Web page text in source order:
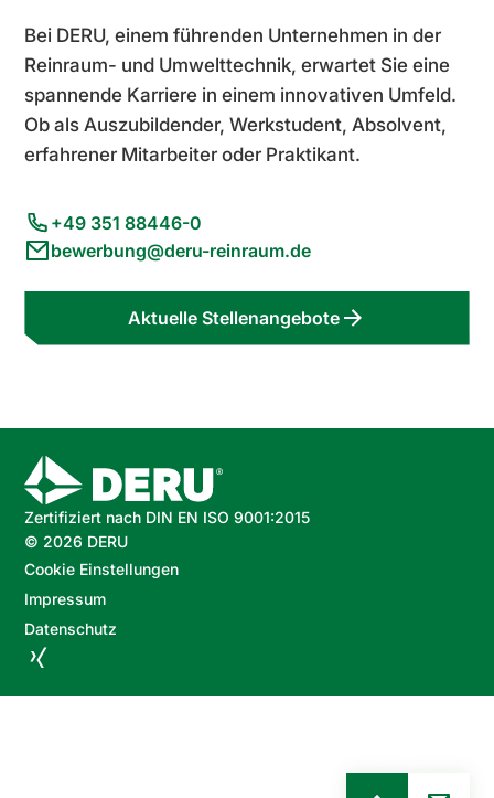
Bei DERU, einem führenden Unternehmen in der
Reinraum- und Umwelttechnik, erwartet Sie eine
spannende Karriere in einem innovativen Umfeld.
Ob als Auszubildender, Werkstudent, Absolvent,
erfahrener Mitarbeiter oder Praktikant.
+49 351 88446-0
bewerbung@deru-reinraum.de
Aktuelle Stellenangebote
Zertifiziert nach DIN EN ISO 9001:2015
© 2026 DERU
Cookie Einstellungen
Impressum
Datenschutz